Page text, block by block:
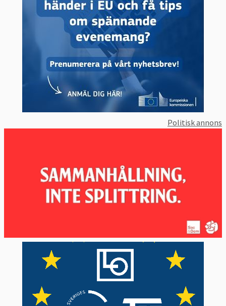
Politisk annons